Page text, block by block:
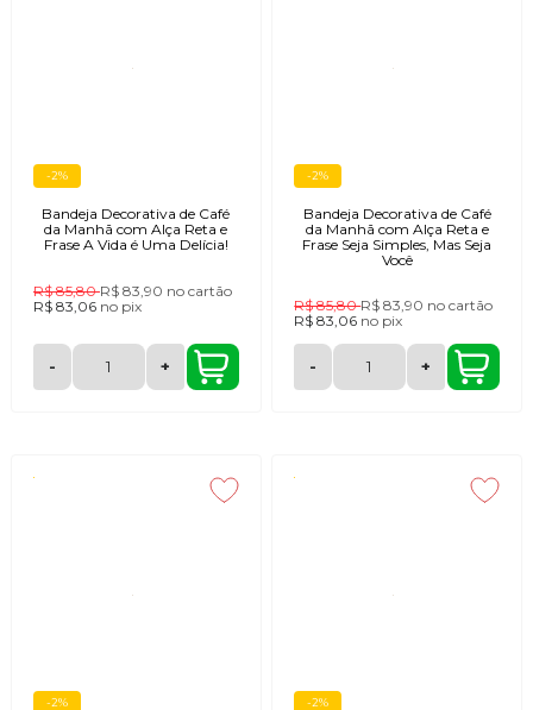
-2%
Bandeja Decorativa de Café
da Manhã com Alça Reta e
Frase A Vida é Uma Delícia!
R$ 85,80R$ 83,90 no cartão
R$ 83,06 no pix
- +
-2%
Bandeja Decorativa de Café
da Manhã com Alça Reta e
Frase Seja Simples, Mas Seja
Você
R$ 85,80R$ 83,90 no cartão
R$ 83,06 no pix
- +
-2% -2%